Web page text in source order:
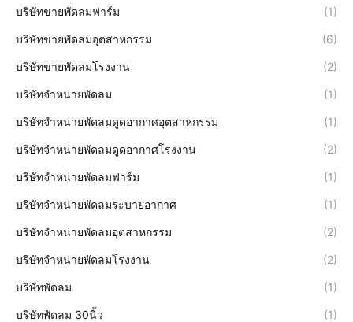
บริษัทขายพัดลมฟาร์ม (1)
บริษัทขายพัดลมอุตสาหกรรม (6)
บริษัทขายพัดลมโรงงาน (2)
บริษัทจำหน่ายพัดลม (1)
บริษัทจำหน่ายพัดลมดูดอากาศอุตสาหกรรม (1)
บริษัทจำหน่ายพัดลมดูดอากาศโรงงาน (2)
บริษัทจำหน่ายพัดลมฟาร์ม (1)
บริษัทจำหน่ายพัดลมระบายอากาศ (1)
บริษัทจำหน่ายพัดลมอุตสาหกรรม (2)
บริษัทจำหน่ายพัดลมโรงงาน (2)
บริษัทพัดลม (1)
บริษัทพัดลม 30นิ้ว (1)